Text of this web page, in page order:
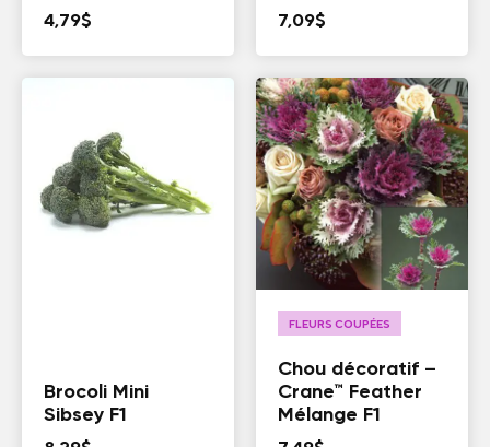
4,79$ 7,09$
Brocoli Mini
Sibsey F1
FLEURS COUPÉES
Chou décoratif –
Crane™ Feather
Mélange F1